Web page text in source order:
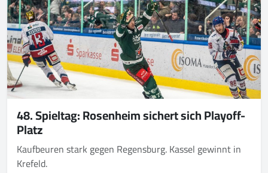
48. Spieltag: Rosenheim sichert sich Playoff-
Platz
Kaufbeuren stark gegen Regensburg. Kassel gewinnt in
Krefeld.